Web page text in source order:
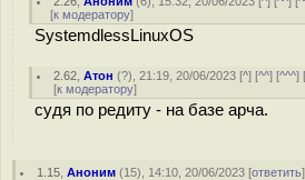
[к модератору]
SystemdlessLinuxOS
2.62 ,Атон (?), 21:19, 20/06/2023 [^] [^^] [^^^]
[к модератору]
судя по редиту - на базе арча.
1.15 ,Аноним (15), 14:10, 20/06/2023 [ответить